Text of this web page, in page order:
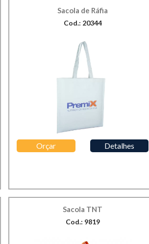
Sacola de Ráfia
Cod.: 20344
Orçar Detalhes
Sacola TNT
Cod.: 9819